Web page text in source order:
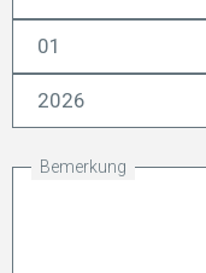
Jahr
Bemerkung